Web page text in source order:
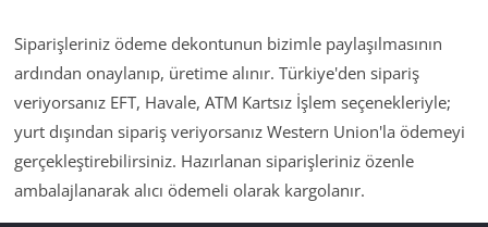
Siparişleriniz ödeme dekontunun bizimle paylaşılmasının
ardından onaylanıp, üretime alınır. Türkiye'den sipariş
veriyorsanız EFT, Havale, ATM Kartsız İşlem seçenekleriyle;
yurt dışından sipariş veriyorsanız Western Union'la ödemeyi
gerçekleştirebilirsiniz. Hazırlanan siparişleriniz özenle
ambalajlanarak alıcı ödemeli olarak kargolanır.